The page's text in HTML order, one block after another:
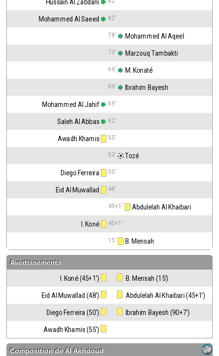
Hussain Al Zabdani
Mohammed Al Saeed 82'
78' Mohammed Al Aqeel
73' Marzouq Tambakti
69' M. Konaté
69' Ibrahim Bayesh
Mohammed Al Jahif 69'
Saleh Al Abbas 62'
Awadh Khamis 55'
53' Tozé
Diego Ferreira 50'
Eid Al Muwallad 48'
45+1' Abdulelah Al Khaibari
I. Koné 45+1'
15' B. Mensah
Avertissements
I. Koné (45+1') B. Mensah (15')
Eid Al Muwallad (48') Abdulelah Al Khaibari (45+1')
Diego Ferreira (50') Ibrahim Bayesh (90+7')
Awadh Khamis (55')
Composition deAl Akhdoud